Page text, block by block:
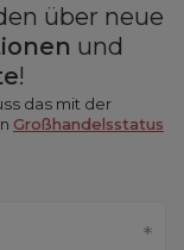
über neue
und
!
das mit der
Großhandelsstatus